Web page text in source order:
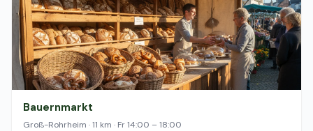
Bauernmarkt
Groß-Rohrheim · 11 km · Fr 14:00 – 18:00